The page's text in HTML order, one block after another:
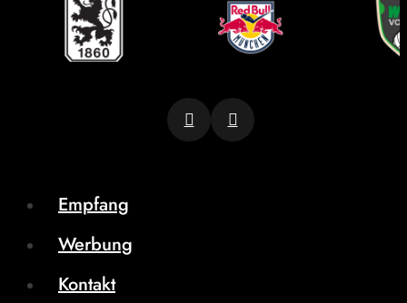
Empfang
Werbung
Kontakt